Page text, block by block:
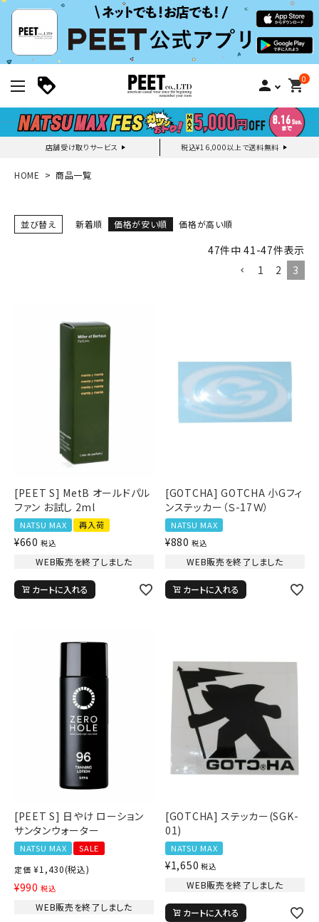
person 0
shopping_cart
店舗受け取りサービス 税込¥16,000以上で送料無料
新規会員登録｜ログイン
ご利用ガイド
詳しい条件から探す
HOME 商品一覧
並び替え 新着順 価格が安い順 価格が高い順
47件中 41-47件表示
1
2 3
[PEET S] MetB オールドパル
ファン お試し 2ml
NATSU MAX 再入荷
¥660 税込
WEB販売を終了しました
カートに入れる
[GOTCHA] GOTCHA 小Gフィ
ンステッカー（Ｓ-17Ｗ）
NATSU MAX
¥880 税込
WEB販売を終了しました
カートに入れる
[PEET S] 日やけ ローション
サンタンウォーター
NATSU MAX
SALE
定価 ¥1,430(税込)
¥990 税込
WEB販売を終了しました
[GOTCHA] ステッカー(SGK-
01)
NATSU MAX
¥1,650 税込
WEB販売を終了しました
カートに入れる